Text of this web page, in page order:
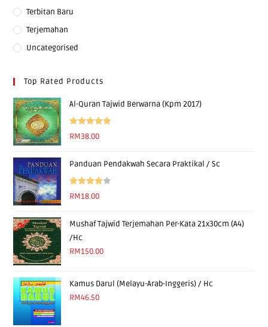
Terbitan Baru
Terjemahan
Uncategorised
Top Rated Products
Al-Quran Tajwid Berwarna (Kpm 2017)
Rated 5.00
RM38.00
Panduan Pendakwah Secara Praktikal / Sc
Rated
RM18.00
Mushaf Tajwid Terjemahan Per-Kata 21x30cm (A4)
/Hc
RM150.00
Kamus Darul (Melayu-Arab-Inggeris) / Hc
RM46.50